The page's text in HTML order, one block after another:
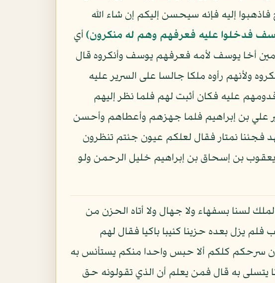
إليه فإنه سيحسن إليكم إن شاء الله
فدخلوا عليه فعرفهم وهم له منكرون﴾ أي
أخا يوسف لأمه فعرفهم يوسف وأنكروه قال
ولأنهم رأوه ملكا جالسا على السرير عليه
عليه فكان أثبت لهم فلما نظر إليهم
علي بن إبراهيم فلما جهزهم وأعطاهم وأحسن
فجئنا نمتار فقال لعلكم عيون جئتم تنظرون
يعقوب بن إسحاق بن إبراهيم خليل الرحمن ولو
لسنا بسفهاء ولا جهال ولا أتاه الحزن من
فلم يزل بعده حزينا كئيبا باكيا فقال لهم
أن سرحكم كلكم ألا حبس واحدا منكم يستأنس به
يتسلى به قال فمن يعلم أن الذي تقولونه حق